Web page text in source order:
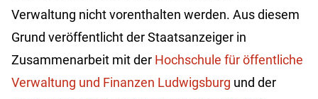
Verwaltung nicht vorenthalten werden. Aus diesem
Grund veröffentlicht der Staatsanzeiger in
Zusammenarbeit mit der Hochschule für öffentliche
Verwaltung und Finanzen Ludwigsburg und der